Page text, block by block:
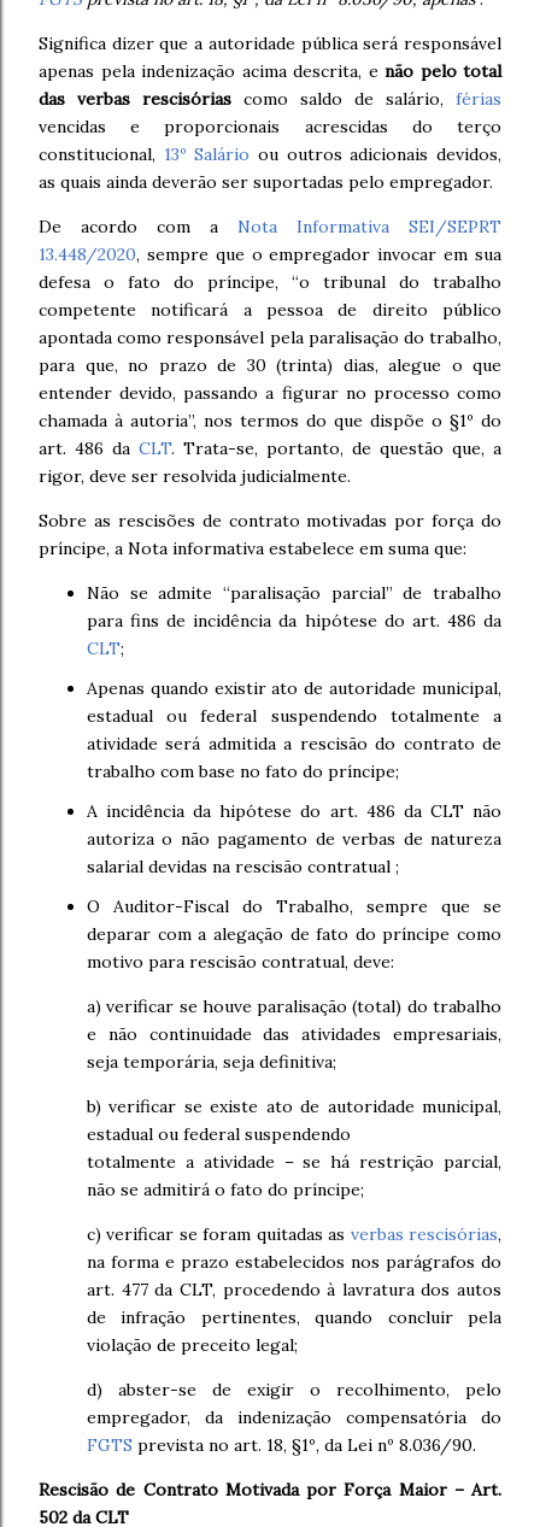
Significa dizer que a autoridade pública será responsável
apenas pela indenização acima descrita, e não pelo total
das verbas rescisórias como saldo de salário, férias
vencidas e proporcionais acrescidas do terço
constitucional, 13º Salário ou outros adicionais devidos,
as quais ainda deverão ser suportadas pelo empregador.
De acordo com a Nota Informativa SEI/SEPRT
13.448/2020, sempre que o empregador invocar em sua
defesa o fato do príncipe, “o tribunal do trabalho
competente notificará a pessoa de direito público
apontada como responsável pela paralisação do trabalho,
para que, no prazo de 30 (trinta) dias, alegue o que
entender devido, passando a figurar no processo como
chamada à autoria”, nos termos do que dispõe o §1º do
art. 486 da CLT. Trata-se, portanto, de questão que, a
rigor, deve ser resolvida judicialmente.
Sobre as rescisões de contrato motivadas por força do
príncipe, a Nota informativa estabelece em suma que:
Não se admite “paralisação parcial” de trabalho
para fins de incidência da hipótese do art. 486 da
CLT;
Apenas quando existir ato de autoridade municipal,
estadual ou federal suspendendo totalmente a
atividade será admitida a rescisão do contrato de
trabalho com base no fato do príncipe;
A incidência da hipótese do art. 486 da CLT não
autoriza o não pagamento de verbas de natureza
salarial devidas na rescisão contratual ;
O Auditor-Fiscal do Trabalho, sempre que se
deparar com a alegação de fato do príncipe como
motivo para rescisão contratual, deve:
a) verificar se houve paralisação (total) do trabalho
e não continuidade das atividades empresariais,
seja temporária, seja definitiva;
b) verificar se existe ato de autoridade municipal,
estadual ou federal suspendendo
totalmente a atividade – se há restrição parcial,
não se admitirá o fato do príncipe;
c) verificar se foram quitadas as verbas rescisórias,
na forma e prazo estabelecidos nos parágrafos do
art. 477 da CLT, procedendo à lavratura dos autos
de infração pertinentes, quando concluir pela
violação de preceito legal;
d) abster-se de exigir o recolhimento, pelo
empregador, da indenização compensatória do
FGTS prevista no art. 18, §1º, da Lei nº 8.036/90.
Rescisão de Contrato Motivada por Força Maior – Art.
502 da CLT